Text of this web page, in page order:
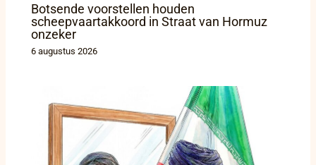
Botsende voorstellen houden
scheepvaartakkoord in Straat van Hormuz
onzeker
6 augustus 2026